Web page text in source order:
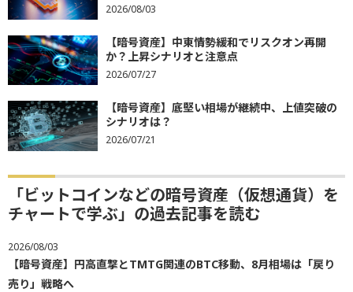
2026/08/03
【暗号資産】中東情勢緩和でリスクオン再開
か？上昇シナリオと注意点
2026/07/27
【暗号資産】底堅い相場が継続中、上値突破の
シナリオは？
2026/07/21
「ビットコインなどの暗号資産（仮想通貨）を
チャートで学ぶ」の過去記事を読む
2026/08/03
【暗号資産】円高直撃とTMTG関連のBTC移動、8月相場は「戻り
売り」戦略へ